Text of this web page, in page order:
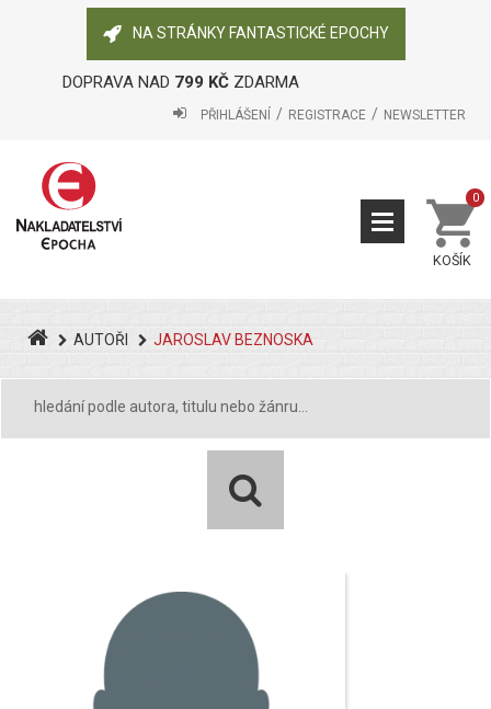
NA STRÁNKY FANTASTICKÉ EPOCHY
DOPRAVA NAD 799 KČZDARMA
PŘIHLÁŠENÍ REGISTRACE NEWSLETTER
KOŠÍK
0
AUTOŘI JAROSLAV BEZNOSKA